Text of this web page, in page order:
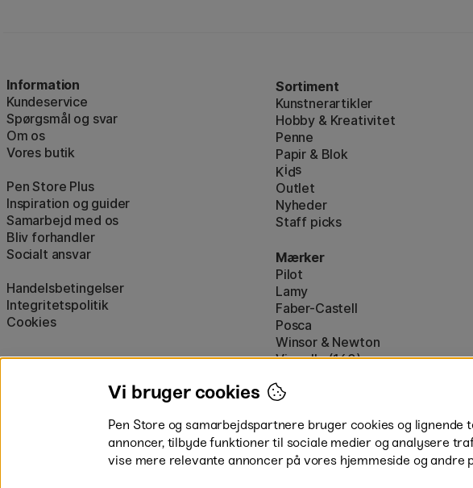
Information
Kundeservice
Spørgsmål og svar
Om os
Vores butik
Pen Store Plus
Inspiration og guider
Samarbejd med os
Bliv forhandler
Socialt ansvar
Handelsbetingelser
Integritetspolitik
Cookies
Sortiment
Kunstnerartikler
Hobby & Kreativitet
Penne
Papir & Blok
Kids
Outlet
Nyheder
Staff picks
Mærker
Pilot
Lamy
Faber-Castell
Posca
Winsor & Newton
Visa alle (160)
Betal nemt og sikkert
Vi bruger cookies
Pen Store og samarbejdspartnere bruger cookies og lignende
annoncer, tilbyde funktioner til sociale medier og analysere
vise mere relevante annoncer på vores hjemmeside og andre